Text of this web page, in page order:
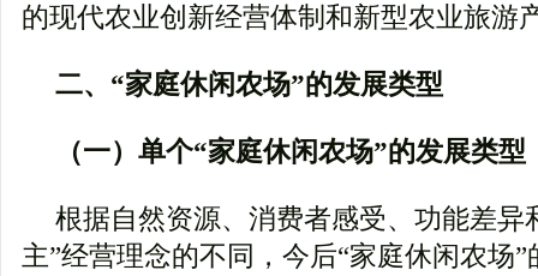
的现代农业创新经营体制和新型农业旅游
二、“家庭休闲农场”的发展类型
（一）单个“家庭休闲农场”的发展类型
根据自然资源、消费者感受、功能差异
主”经营理念的不同，今后“家庭休闲农场